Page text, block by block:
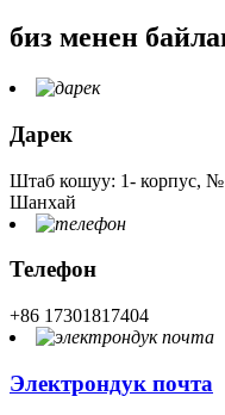
биз менен
Дарек
Штаб кошуу: 1- корпус,
Шанхай
Телефон
+86 17301817404
Электрондук почта